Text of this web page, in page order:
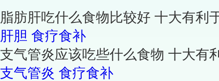
脂肪肝吃什么食物比较好 十大有利
肝胆 食疗食补
支气管炎应该吃些什么食物 十大有
支气管炎 食疗食补